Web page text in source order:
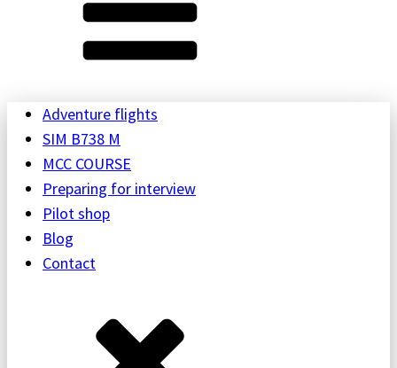
Adventure flights
SIM B738 M
MCC COURSE
Preparing for interview
Pilot shop
Blog
Contact